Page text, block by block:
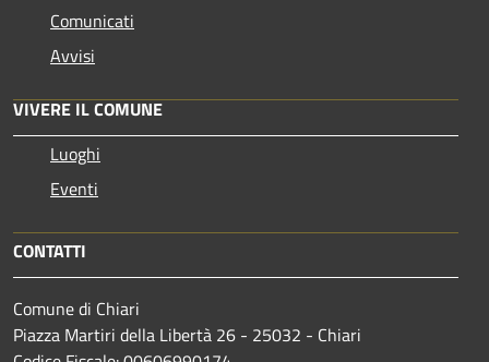
Comunicati
Avvisi
VIVERE IL COMUNE
Luoghi
Eventi
CONTATTI
Comune di Chiari
Piazza Martiri della Libertà 26 - 25032 - Chiari